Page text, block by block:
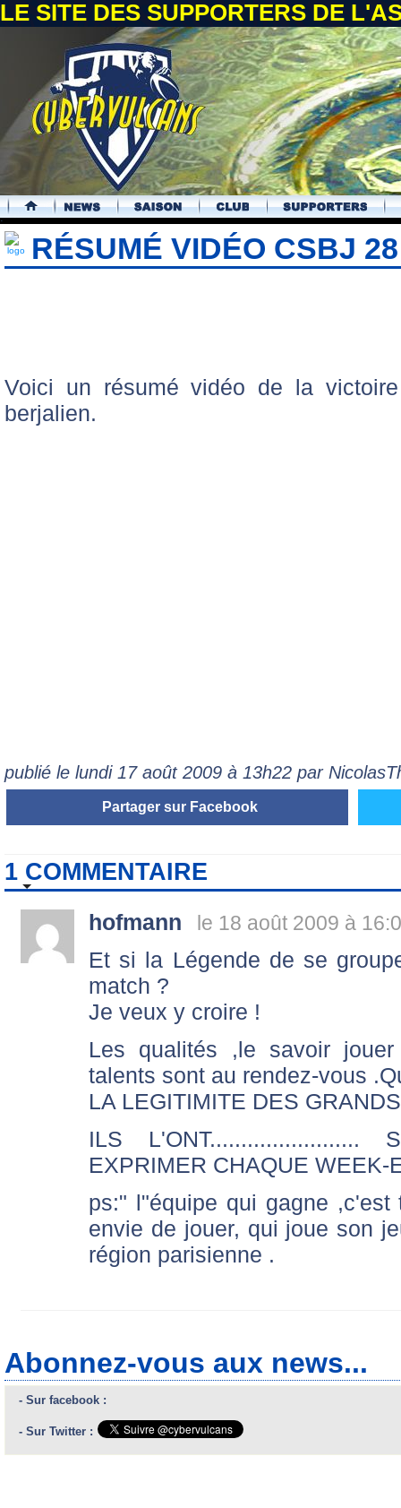
LE SITE DES SUPPORTERS DE
.
RÉSUMÉ VIDÉO CSBJ
Voici un résumé vidéo de la
berjalien.
publié le lundi 17 août 2009 à 13h22 par
Partager sur Facebook
1 COMMENTAIRE
hofmann le 18 août 2009 à
Et si la Légende de se
match ?
Je veux y croire !
Les qualités ,le savoir
talents sont au rendez-vous
LA LEGITIMITE DES
ILS
EXPRIMER CHAQUE WEEK-
ps:" l"équipe qui gagne
envie de jouer, qui joue son
région parisienne .
Abonnez-vous aux news...
- Sur facebook :
- Sur Twitter :